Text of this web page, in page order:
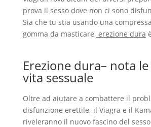
prova il sesso dove non ci sono
Sia che tu stia usando una
gomma da masticare, erezione dura
Erezione dura– nota
vita sessuale
Oltre ad aiutare a combattere il
disfunzione erettile, il Viagra e il
riveleranno il nuovo fascino del